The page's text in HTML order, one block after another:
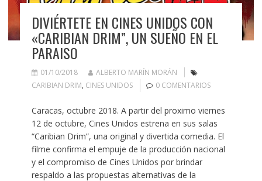
DIVIÉRTETE EN CINES UNIDOS CON
«CARIBIAN DRIM”, UN SUEÑO EN EL
PARAISO
01/10/2018
ALBERTO MARÍN MORÁN
CARIBIAN DRIM, CINES UNIDOS 0 COMENTARIOS
Caracas, octubre 2018. A partir del proximo viernes
12 de octubre, Cines Unidos estrena en sus salas
“Caribian Drim”, una original y divertida comedia. El
filme confirma el empuje de la producción nacional
y el compromiso de Cines Unidos por brindar
respaldo a las propuestas alternativas de la